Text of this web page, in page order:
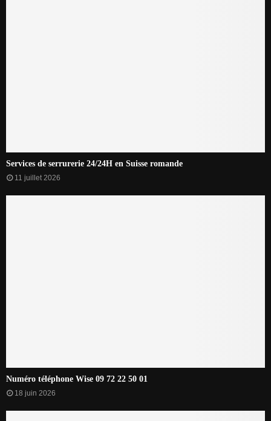
Services de serrurerie 24/24H en Suisse romande
11 juillet 2026
Numéro téléphone Wise 09 72 22 50 01
18 juin 2026